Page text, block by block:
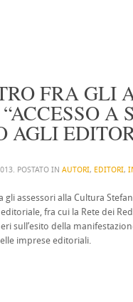
FRA GLI
A
AGLI
. POSTATO IN AUTORI, EDITORI,
assessori alla Cultura
fra cui la Rete dei
sull’esito della
imprese editoriali.